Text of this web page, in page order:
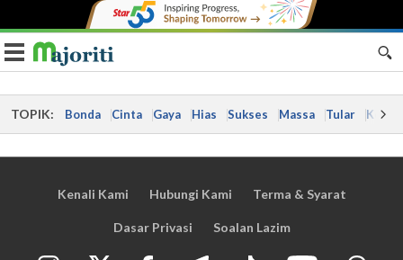
Toggle navigation
TOPIK: Bonda Cinta Gaya Hias Sukses Massa Tular Kes
Kenali Kami Hubungi Kami Terma & Syarat
Dasar Privasi Soalan Lazim